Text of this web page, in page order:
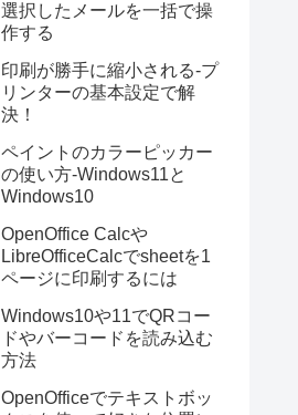
選択したメールを一括で操
作する
印刷が勝手に縮小される-プ
リンターの基本設定で解
決！
ペイントのカラーピッカー
の使い方-Windows11と
Windows10
OpenOffice Calcや
LibreOfficeCalcでsheetを1
ページに印刷するには
Windows10や11でQRコー
ドやバーコードを読み込む
方法
OpenOfficeでテキストボッ